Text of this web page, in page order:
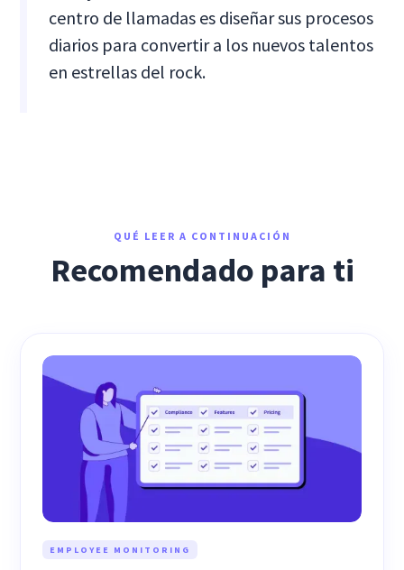
centro de llamadas es diseñar sus procesos
diarios para convertir a los nuevos talentos
en estrellas del rock.
QUÉ LEER A CONTINUACIÓN
Recomendado para ti
EMPLOYEE MONITORING